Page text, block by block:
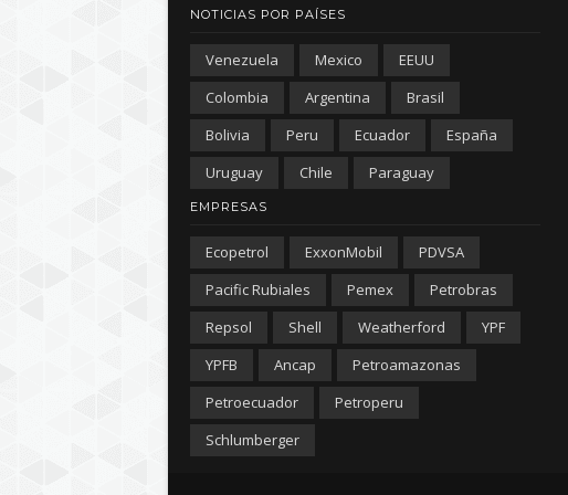
NOTICIAS POR PAÍSES
Venezuela Mexico
EEUU
Colombia
Argentina
Brasil
Bolivia
Peru Ecuador
España
Uruguay
Chile Paraguay
EMPRESAS
Ecopetrol ExxonMobil
PDVSA
Pacific Rubiales
Pemex
Petrobras
Repsol
Shell Weatherford
YPF
YPFB
Ancap
Petroamazonas
Petroecuador
Petroperu
Schlumberger